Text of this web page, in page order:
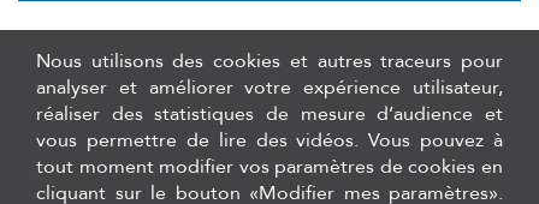
Nous utilisons des cookies et autres traceurs pour
analyser et améliorer votre expérience utilisateur,
réaliser des statistiques de mesure d’audience et
vous permettre de lire des vidéos. Vous pouvez à
tout moment modifier vos paramètres de cookies en
cliquant sur le bouton «Modifier mes paramètres».